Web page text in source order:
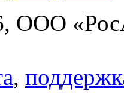
ООО
,